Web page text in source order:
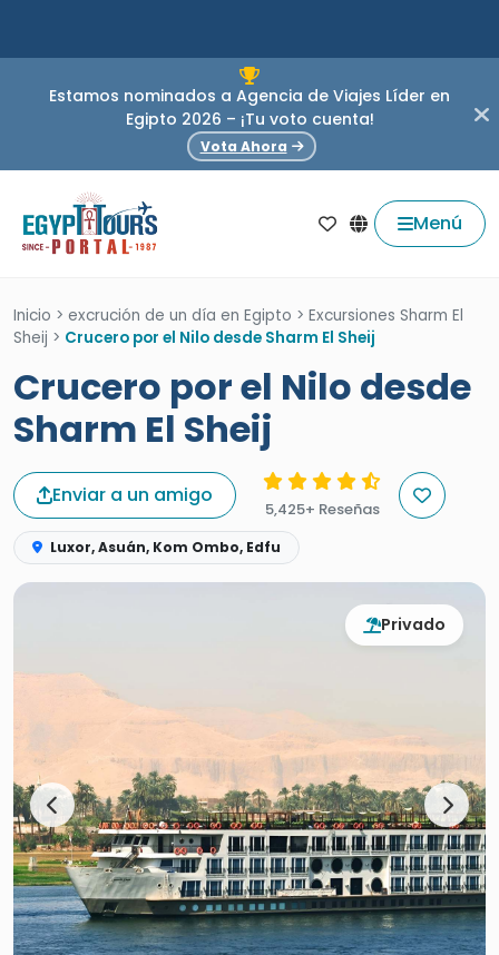
Estamos nominados a Agencia de Viajes Líder en
Egipto 2026 – ¡Tu voto cuenta!
Vota Ahora
Menú
Inicio > excrución de un día en Egipto > Excursiones Sharm El
Sheij > Crucero por el Nilo desde Sharm El Sheij
Crucero por el Nilo desde
Sharm El Sheij
Enviar a un amigo
5,425+ Reseñas
Luxor, Asuán, Kom Ombo, Edfu
Privado